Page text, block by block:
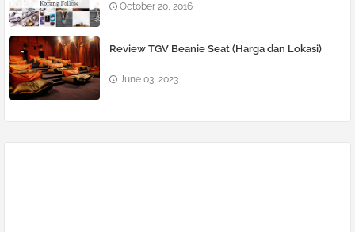
October 20, 2016
Review TGV Beanie Seat (Harga dan Lokasi)
June 03, 2023